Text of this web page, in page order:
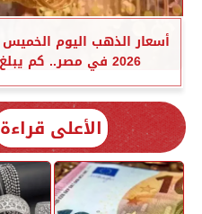
2026 في مصر.. كم يبلغ عيار...
الأعلى قراءة